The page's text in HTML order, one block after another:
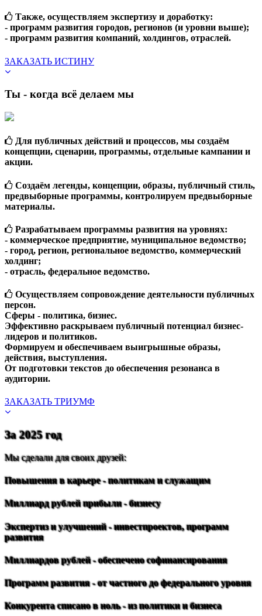
Также, осуществляем экспертизу и доработку:
- программ развития городов, регионов (и уровни выше);
- программ развития компаний, холдингов, отраслей.
ЗАКАЗАТЬ ИСТИНУ
Ты - когда всё делаем мы
Для публичных действий и процессов, мы создаём
концепции, сценарии, программы, отдельные кампании и
акции.
Создаём легенды, концепции, образы, публичный стиль,
предвыборные программы, контролируем предвыборные
материалы.
Разрабатываем программы развития на уровнях:
- коммерческое предприятие, муниципальное ведомство;
- город, регион, региональное ведомство, коммерческий
холдинг;
- отрасль, федеральное ведомство.
Осуществляем сопровождение деятельности публичных
персон.
Сферы - политика, бизнес.
Эффективно раскрываем публичный потенциал бизнес-
лидеров и политиков.
Формируем и обеспечиваем выигрышные образы,
действия, выступления.
От подготовки текстов до обеспечения резонанса в
аудитории.
ЗАКАЗАТЬ ТРИУМФ
За 2025 год
Мы сделали для своих друзей:
Повышения в карьере - политикам и служащим
Миллиард рублей прибыли - бизнесу
Экспертиз и улучшений - инвестпроектов, программ
развития
Миллиардов рублей - обеспечено софинансирования
Программ развития - от частного до федерального уровня
Конкурента списано в ноль - из политики и бизнеса